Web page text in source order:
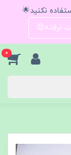
نکنید🌟
نرفته😍
0